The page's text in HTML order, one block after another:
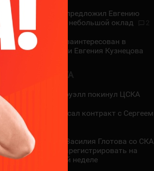
"Трактор" предложил Евгению
Кузнецову небольшой оклад
"Трактор" заинтересован в
подписании Евгения Кузнецова
2 АВГУСТА
Мак Холлоуэлл покинул ЦСКА
СКА подписал контракт с Сергеем
Контракт Василия Глотова со СКА
должны зарегистрировать на
следующей неделе